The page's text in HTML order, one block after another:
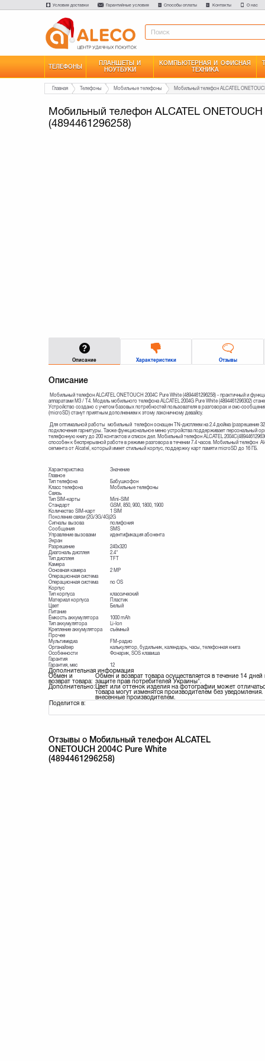
Условия доставки Гарантийные условия Способы оплаты Контакты О нас
ТЕЛЕФОНЫ
ПЛАНШЕТЫ И
НОУТБУКИ
КОМПЬЮТЕРНАЯ И ОФИСНАЯ
ТЕХНИКА
Главная Телефоны Мобильные телефоны
Мобильный телефон ALCATEL
(4894461296258)
Описание Характеристики Отзывы
Описание
Мобильный телефон ALCATEL ONETOUCH 2004C Pure White (4894461296258) - практичный и
аппаратами M3 / T4. Модель мобильного телефона ALCATEL 2004G Pure White (4894461296302)
Устройство создано с учетом базовых потребностей пользователя в разговорах и смс-
(microSD) станут приятным дополнением к этому лаконичному девайсу.
Для оптимальной работы мобильный телефон оснащен TN-дисплеем на 2.4 дюйма (разрешение
подключения гарнитуры. Также функциональное меню устройства поддерживает персональный
телефонную книгу до 200 контактов и список дел. Мобильный телефон ALCATEL
способен к беспрерывной работе в режиме разговора в течении 7.4 часов. Мобильный телефон
сегмента от Alcatel, который имеет стильный корпус, поддержку карт памяти microSD до 16 ГБ.
Характеристика
Значение
Главное
Тип телефона
Бабушкофон
Класс телефона
Мобильные телефоны
Связь
Тип SIM-карты
Mini-SIM
Стандарт
GSM, 850, 900, 1800, 1900
Количество SIM-карт
1 SIM
Поколение связи (2G/3G/4G)2G
Сигналы вызова
полифония
Сообщения
SMS
Управление вызовами
идентификация абонента
Экран
Разрешение
240x320
Диагональ дисплея
2.4"
Тип дисплея
TFT
Камера
Основная камера
2 MP
Операционная система
Операционная система
no OS
Корпус
Тип корпуса
классический
Материал корпуса
Пластик
Цвет
Белый
Питание
Ёмкость аккумулятора
1000 mAh
Тип аккумулятора
Li-Ion
Крепление аккумулятора
съёмный
Прочее
Мультимедиа
FM-радио
Органайзер
калькулятор, будильник, календарь, часы, телефонная книга
Особенности
Фонарик, SOS клавиша
Гарантия
Гарантия, мес
12
Дополнительная информация
Обмен и
возврат товара:
Обмен и возврат товара осуществляется в течение 14
защите прав потребителей Украины".
Дополнительно:Цвет или оттенок изделия на фотографии может
товара могут изменятся производителем без
внесенные производителем.
Поделится в:
Отзывы о Мобильный телефон ALCATEL
ONETOUCH 2004C Pure White
(4894461296258)